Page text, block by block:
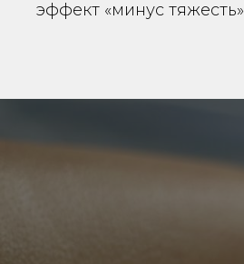
эффект «минус тяжесть»